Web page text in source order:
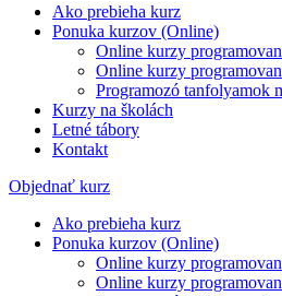
Ako prebieha kurz
Ponuka kurzov (Online)
Online kurzy
Online kurzy
Programozó tanfolyamok
Kurzy na školách
Letné tábory
Kontakt
Objednať kurz
Ako prebieha kurz
Ponuka kurzov (Online)
Online kurzy
Online kurzy